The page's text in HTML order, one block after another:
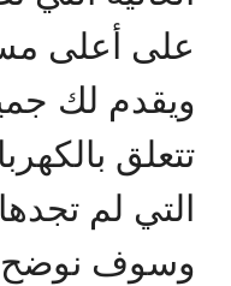
على أعلى
ويقدم لك
تتعلق
التي لم
وسوف نوضح